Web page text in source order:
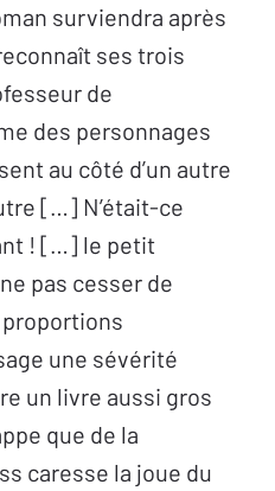
surviendra après
ses trois
de
des personnages
au côté d’un autre
[…] N’était-ce
! […] le petit
pas cesser de
une sévérité
un livre aussi gros
que de la
caresse la joue du